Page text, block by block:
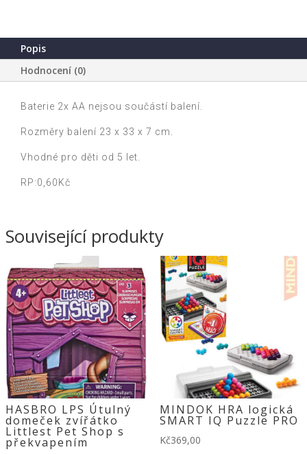
baterie
se
světlem
zvukem
krabici
23x33x7cm
Popis
Hodnocení (0)
Baterie 2x AA nejsou součástí balení.
Rozměry balení 23 x 33 x 7 cm.
Vhodné pro děti od 5 let.
RP:0,60Kč
Související produkty
HASBRO LPS Útulný
domeček zvířátko
Littlest Pet Shop s
překvapením
MINDOK HRA logická
SMART IQ Puzzle PRO
Kč369,00